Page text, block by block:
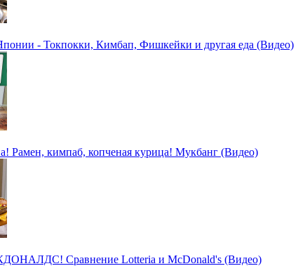
- Токпокки, Кимбап, Фишкейки и другая еда (Видео)
Рамен, кимпаб, копченая курица! Мукбанг (Видео)
Сравнение Lotteria и McDonald's (Видео)